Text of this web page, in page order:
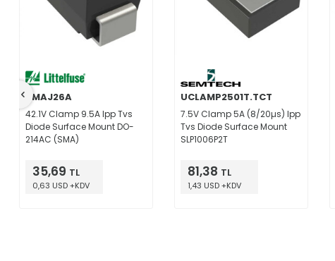
SMAJ26A
42.1V Clamp 9.5A Ipp Tvs
Diode Surface Mount DO-
214AC (SMA)
35,69 TL
0,63 USD +KDV
UCLAMP2501T.TCT
7.5V Clamp 5A (8/20µs) Ipp
Tvs Diode Surface Mount
SLP1006P2T
81,38 TL
1,43 USD +KDV